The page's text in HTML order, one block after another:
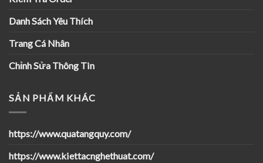
Danh Sách Yêu Thích
Trang Cá Nhân
Chỉnh Sửa Thông Tin
SẢN PHẨM KHÁC
https://www.quatangquy.com/
https://www.kiettacnghethuat.com/